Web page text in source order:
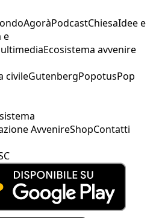
AgoràPodcastChiesaIdee e
e
Ecosistema avvenire
civileGutenbergPopotusPop
AvvenireShopContatti